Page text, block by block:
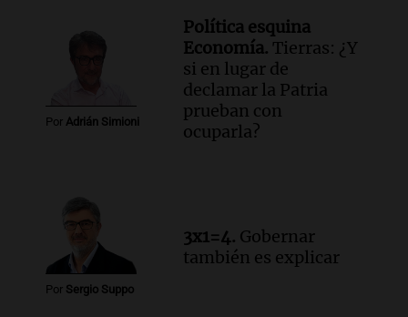
Viva la Radio Rosario
Episodios
Manifestación en Rosario contra
la ley de Propiedad Privada debatida en
Audio.
por la Ley de Tierras: "Construyeron un
relato mentiroso"
Informados al regreso
Episodios
Por Adrián Simioni
Política esquina
Economía. Tierras: ¿Y
si en lugar de
declamar la Patria
prueban con
ocuparla?
Por Sergio Suppo
3x1=4. Gobernar
también es explicar